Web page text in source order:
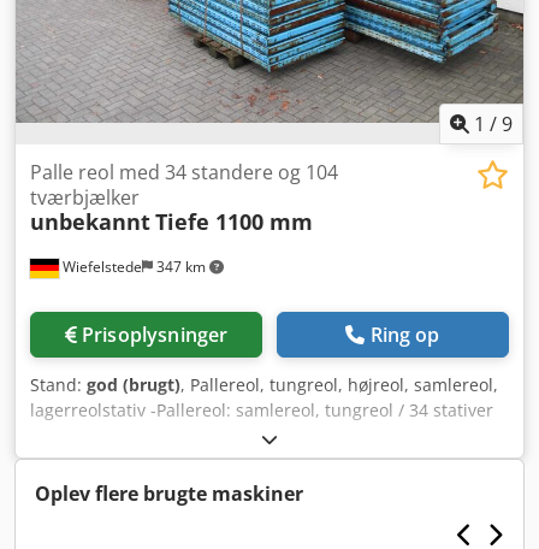
1 /9
Wiefelstede 347 km
Palle reol med 34 standere og 104
tværbjælker
unbekanntTiefe 1100 mm
Prisoplysninger Ring op
Stand: god (brugt), Pallereol, tungreol, højreol, samlereol,
lagerreolstativ -Pallereol: samlereol, tungreol / 34 stativer
og 104 tværbjælker Credpfx Akjx Ikirj Tsf -Stativedybde:
1100 mm -Stativehøjde 4100 mm: 2 stk -Stativehøjde 3500
mm: 13 stk -Stativehøjde 2000 mm: 19 stk -
Tværbjælkelængde 2760 mm: 93 stk -Tværbjælkelængde
1890 mm: 11 stk -Mål/antal: se foto-stykliste -Afgives/pris:
Oplev flere brugte maskiner